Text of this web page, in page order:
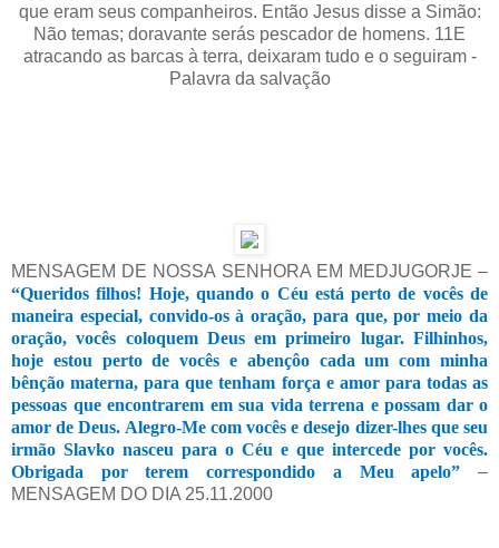
que eram seus companheiros. Então Jesus disse a Simão:
Não temas; doravante serás pescador de homens. 11E
atracando as barcas à terra, deixaram tudo e o seguiram -
Palavra da salvação
MENSAGEM DE NOSSA SENHORA EM MEDJUGORJE –
“Queridos filhos! Hoje, quando o Céu está perto de vocês de
maneira especial, convido-os à oração, para que, por meio da
oração, vocês coloquem Deus em primeiro lugar. Filhinhos,
hoje estou perto de vocês e abençôo cada um com minha
bênção materna, para que tenham força e amor para todas as
pessoas que encontrarem em sua vida terrena e possam dar o
amor de Deus. Alegro-Me com vocês e desejo dizer-lhes que seu
irmão Slavko nasceu para o Céu e que intercede por vocês.
Obrigada por terem correspondido a Meu apelo” –
MENSAGEM DO DIA 25.11.2000